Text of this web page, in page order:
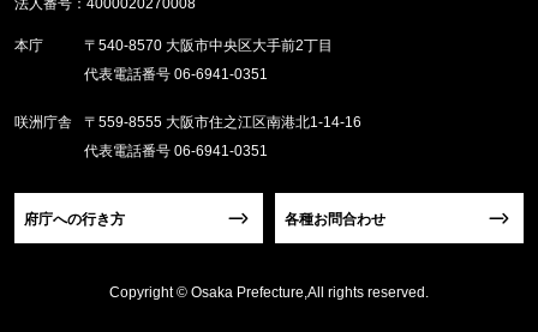
法人番号：4000020270008
本庁
〒540-8570 大阪市中央区大手前2丁目
代表電話番号 06-6941-0351
咲洲庁舎
〒559-8555 大阪市住之江区南港北1-14-16
代表電話番号 06-6941-0351
府庁への行き方 各種お問合わせ
Copyright © Osaka Prefecture,All rights reserved.